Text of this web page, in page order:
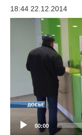
18:44 22.12.2014
Видеоплеер
00:00